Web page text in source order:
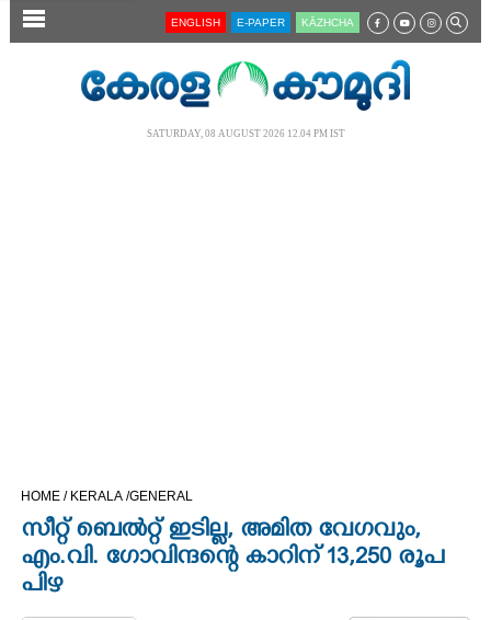
SECTIONS
OPINION
ENGLISH E-PAPER KĀZHCHA
SATURDAY, 08 AUGUST 2026 12.04 PM IST
HOME / KERALA /GENERAL
സീറ്റ് ബെൽറ്റ് ഇടില്ല, അമിത വേഗവും,
എം.വി. ഗോവിന്ദന്റെ കാറിന് 13,250 രൂപ
പിഴ